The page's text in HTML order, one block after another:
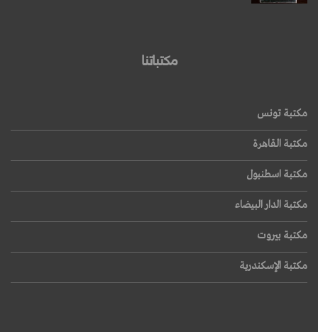
مكتباتنا
مكتبة تونس
مكتبة القاهرة
مكتبة اسطنبول
مكتبة الدار البيضاء
مكتبة بيروت
مكتبة الإسكندرية